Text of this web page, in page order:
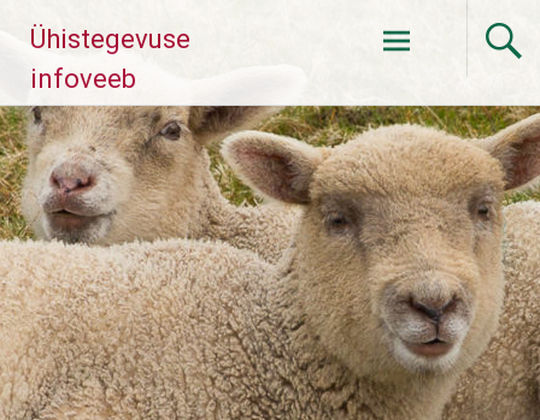
content
Ühistegevuse
infoveeb